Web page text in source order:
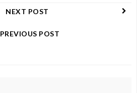
NEXT POST
PREVIOUS POST